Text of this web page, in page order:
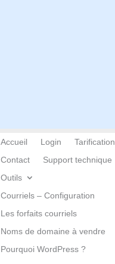
Accueil Login
Tarification
Contact
Support technique
Outils
Courriels – Configuration
Les forfaits courriels
Noms de domaine à vendre
Pourquoi WordPress ?